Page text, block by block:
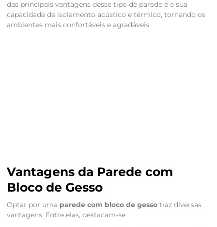
das principais vantagens desse tipo de parede é a sua
capacidade de isolamento acústico e térmico, tornando os
ambientes mais confortáveis e agradáveis.
Vantagens da Parede com
Bloco de Gesso
Optar por uma parede com bloco de gessotraz diversas
vantagens. Entre elas, destacam-se: